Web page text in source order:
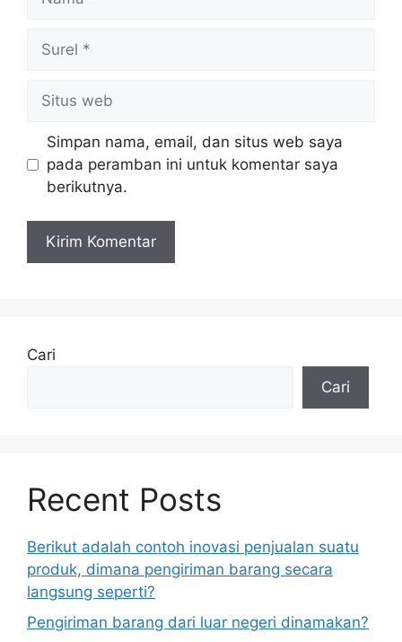
web
Simpan nama, email, dan situs web saya
pada peramban ini untuk komentar saya
berikutnya.
Cari
Cari
Recent Posts
Berikut adalah contoh inovasi penjualan suatu
produk, dimana pengiriman barang secara
langsung seperti?
Pengiriman barang dari luar negeri dinamakan?